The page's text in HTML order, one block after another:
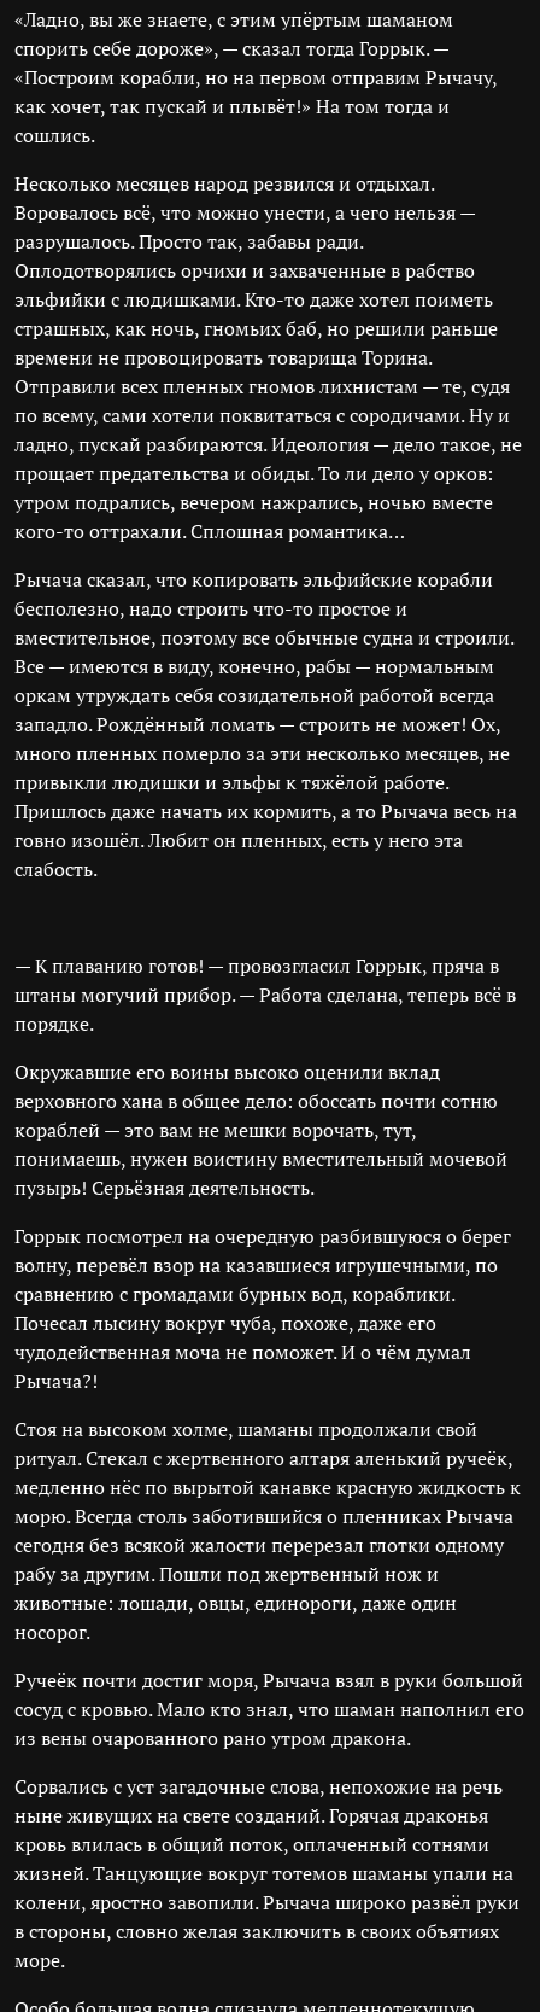
«Ладно, вы же знаете, с этим упёртым шаманом
спорить себе дороже», — сказал тогда Горрык. —
«Построим корабли, но на первом отправим Рычачу,
как хочет, так пускай и плывёт!» На том тогда и
сошлись.
Несколько месяцев народ резвился и отдыхал.
Воровалось всё, что можно унести, а чего нельзя —
разрушалось. Просто так, забавы ради.
Оплодотворялись орчихи и захваченные в рабство
эльфийки с людишками. Кто-то даже хотел поиметь
страшных, как ночь, гномьих баб, но решили раньше
времени не провоцировать товарища Торина.
Отправили всех пленных гномов лихнистам — те, судя
по всему, сами хотели поквитаться с сородичами. Ну и
ладно, пускай разбираются. Идеология — дело такое, не
прощает предательства и обиды. То ли дело у орков:
утром подрались, вечером нажрались, ночью вместе
кого-то оттрахали. Сплошная романтика…
Рычача сказал, что копировать эльфийские корабли
бесполезно, надо строить что-то простое и
вместительное, поэтому все обычные судна и строили.
Все — имеются в виду, конечно, рабы — нормальным
оркам утруждать себя созидательной работой всегда
западло. Рождённый ломать — строить не может! Ох,
много пленных померло за эти несколько месяцев, не
привыкли людишки и эльфы к тяжёлой работе.
Пришлось даже начать их кормить, а то Рычача весь на
говно изошёл. Любит он пленных, есть у него эта
слабость.
— К плаванию готов! — провозгласил Горрык, пряча в
штаны могучий прибор. — Работа сделана, теперь всё в
порядке.
Окружавшие его воины высоко оценили вклад
верховного хана в общее дело: обоссать почти сотню
кораблей — это вам не мешки ворочать, тут,
понимаешь, нужен воистину вместительный мочевой
пузырь! Серьёзная деятельность.
Горрык посмотрел на очередную разбившуюся о берег
волну, перевёл взор на казавшиеся игрушечными, по
сравнению с громадами бурных вод, кораблики.
Почесал лысину вокруг чуба, похоже, даже его
чудодейственная моча не поможет. И о чём думал
Рычача?!
Стоя на высоком холме, шаманы продолжали свой
ритуал. Стекал с жертвенного алтаря аленький ручеёк,
медленно нёс по вырытой канавке красную жидкость к
морю. Всегда столь заботившийся о пленниках Рычача
сегодня без всякой жалости перерезал глотки одному
рабу за другим. Пошли под жертвенный нож и
животные: лошади, овцы, единороги, даже один
носорог.
Ручеёк почти достиг моря, Рычача взял в руки большой
сосуд с кровью. Мало кто знал, что шаман наполнил его
из вены очарованного рано утром дракона.
Сорвались с уст загадочные слова, непохожие на речь
ныне живущих на свете созданий. Горячая драконья
кровь влилась в общий поток, оплаченный сотнями
жизней. Танцующие вокруг тотемов шаманы упали на
колени, яростно завопили. Рычача широко развёл руки
в стороны, словно желая заключить в своих объятиях
море.